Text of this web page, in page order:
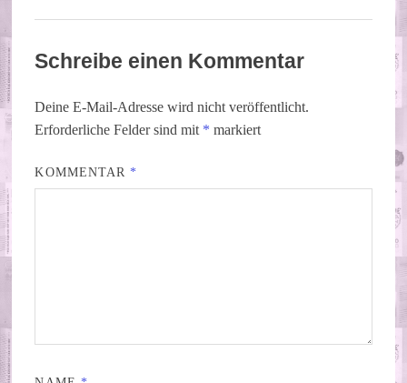
Schreibe einen Kommentar
Deine E-Mail-Adresse wird nicht veröffentlicht.
Erforderliche Felder sind mit * markiert
KOMMENTAR *